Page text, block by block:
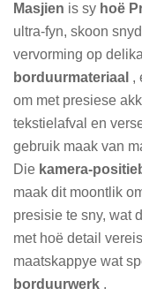
Masjien is sy hoë
ultra-fyn, skoon
vervorming op
borduurmateriaal ,
om met presiese
tekstielafval en
gebruik maak van
Die kamera-
maak dit moontlik
presisie te sny, wat
met hoë detail
maatskappye wat
borduurwerk .